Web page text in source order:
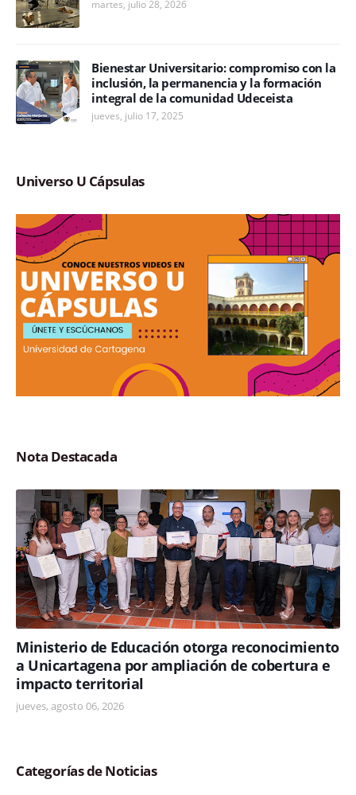
martes, julio 28, 2026
Bienestar Universitario: compromiso con la
inclusión, la permanencia y la formación
integral de la comunidad Udeceista
jueves, julio 17, 2025
Universo U Cápsulas
Nota Destacada
Ministerio de Educación otorga reconocimiento
a Unicartagena por ampliación de cobertura e
impacto territorial
jueves, agosto 06, 2026
Categorías de Noticias